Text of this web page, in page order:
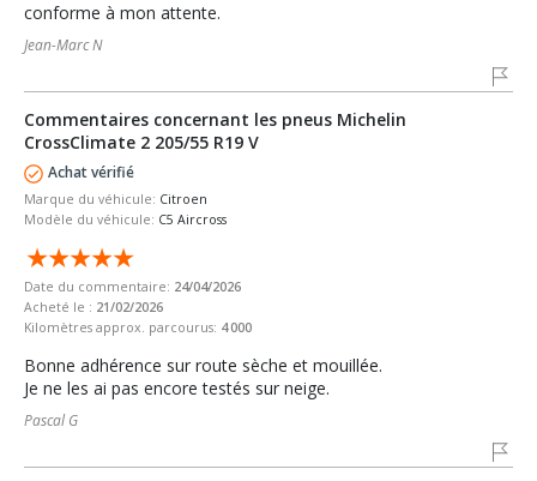
conforme à mon attente.
Jean-Marc N
Commentaires concernant les pneus Michelin
CrossClimate 2 205/55 R19 V
Achat vérifié
Marque du véhicule: Citroen
Modèle du véhicule: C5 Aircross
Date du commentaire: 24/04/2026
Acheté le : 21/02/2026
Kilomètres approx. parcourus: 4 000
Bonne adhérence sur route sèche et mouillée.
Je ne les ai pas encore testés sur neige.
Pascal G